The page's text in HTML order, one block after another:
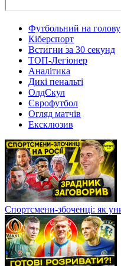
Футбольний на голову
Кіберспорт
Встигни за 30 секунд
ТОП-Легіонер
Аналітика
Дикі пенальті
ОлдСкул
Єврофутбол
Огляд матчів
Ексклюзив
Спортсмени-збоченці: як